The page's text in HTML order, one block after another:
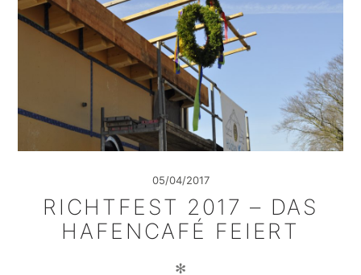
05/04/2017
RICHTFEST 2017 – DAS
HAFENCAFÉ FEIERT
✻